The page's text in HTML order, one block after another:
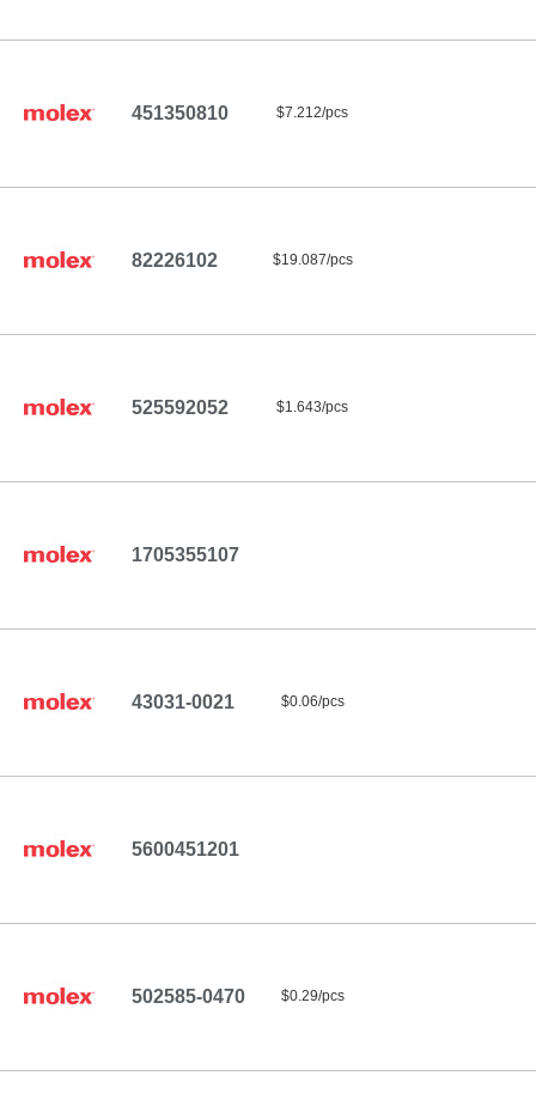
451350810 $7.212/pcs
82226102 $19.087/pcs
525592052 $1.643/pcs
1705355107
43031-0021 $0.06/pcs
5600451201
502585-0470 $0.29/pcs